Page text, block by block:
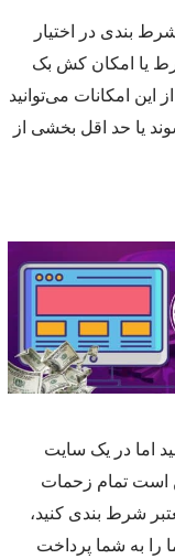
بندی در اختیار
یا امکان کش بک
این امکانات می‌توانید
یا حد اقل بخشی از
اما در یک سایت
است تمام زحمات
شرط بندی کنید،
به شما پرداخت